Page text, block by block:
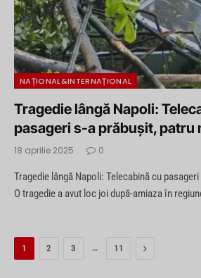
NAȚIONAL&INTERNAȚIONAL
Tragedie lângă Napoli:
pasageri s-a prăbușit, patru
18 aprilie 2025 0
Tragedie lângă Napoli: Telecabină cu
O tragedie a avut loc joi după-amiaza în
1 2 3 … 11 Next